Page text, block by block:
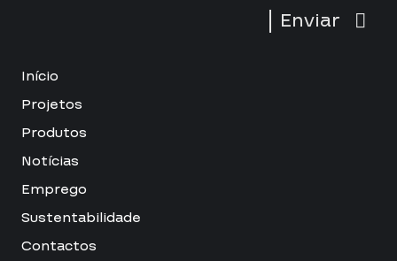
Enviar
Início
Projetos
Produtos
Notícias
Emprego
Sustentabilidade
Contactos